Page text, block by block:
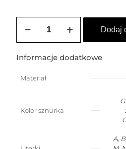
Bransoletka
szczęście
dowolną
literką
Dodaj
Informacje dodatkowe
Materiał
Kolor sznurka
A,